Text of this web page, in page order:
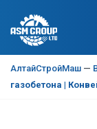
АлтайСтройМаш —
газобетона |